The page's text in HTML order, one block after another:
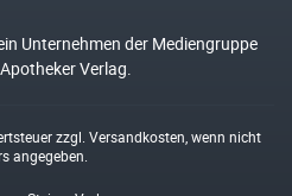
Unternehmen der Mediengruppe
Verlag.
zzgl. Versandkosten , wenn nicht
angegeben.